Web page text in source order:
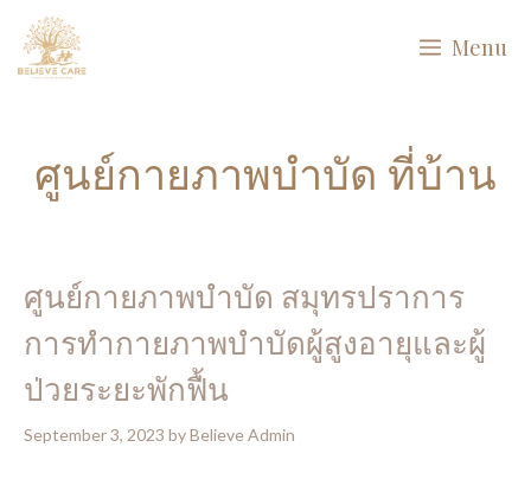
Skip
Menu
ศูนย์กายภาพบำบัด ที่บ้าน
ศูนย์กายภาพบำบัด สมุทรปราการ
การทํากายภาพบําบัดผู้สูงอายุและผู้
ป่วยระยะพักฟื้น
September 3, 2023 byBelieve Admin